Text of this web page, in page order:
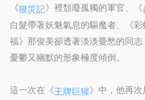
《狼災記》裡頹廢孤獨的軍官、《
白髮帶著妖魅氣息的驅魔者、《
福》那俊美卻透著淡淡憂愁的同
憂鬱又幽默的形象極度傾倒。
這一次在《王牌巨猩》中，他再